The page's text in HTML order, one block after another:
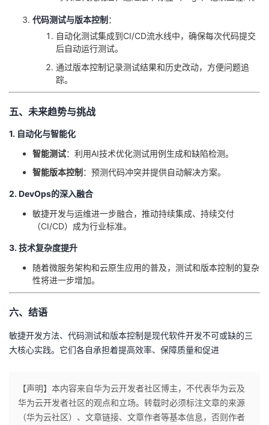
代码测试与版本控制 ：
自动化测试集成到CI/CD流水线中，确保每次代码提交
后自动运行测试。
通过版本控制记录测试结果和历史改动，方便问题追
踪。
五、未来趋势与挑战
1. 自动化与智能化
智能测试：利用AI技术优化测试用例生成和缺陷检测。
智能版本控制 ：预测代码冲突并提供自动解决方案。
2. DevOps的深入融合
敏捷开发与运维进一步融合，推动持续集成、持续交付
（CI/CD）成为行业标准。
3. 技术复杂度提升
随着微服务架构和云原生应用的普及，测试和版本控制的复杂
性将进一步增加。
六、结语
敏捷开发方法、代码测试和版本控制是现代软件开发不可或缺的三
大核心实践。它们各自承担着提高效率、保障质量和促进
【声明】本内容来自华为云开发者社区博主，不代表华为云及
华为云开发者社区的观点和立场。转载时必须标注文章的来源
（华为云社区）、文章链接、文章作者等基本信息，否则作者